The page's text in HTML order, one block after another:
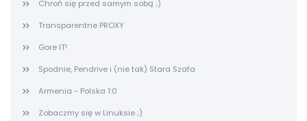
Chroń się przed samym sobą ;)
Transparentne PROXY
Gore IT!
Spodnie, Pendrive i (nie tak) Stara Szafa
Armenia - Polska 1:0
Zobaczmy się w Linuksie ;)